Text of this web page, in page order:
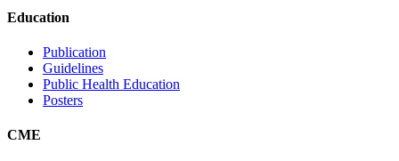
Education
Publication
Guidelines
Public Health Education
Posters
CME